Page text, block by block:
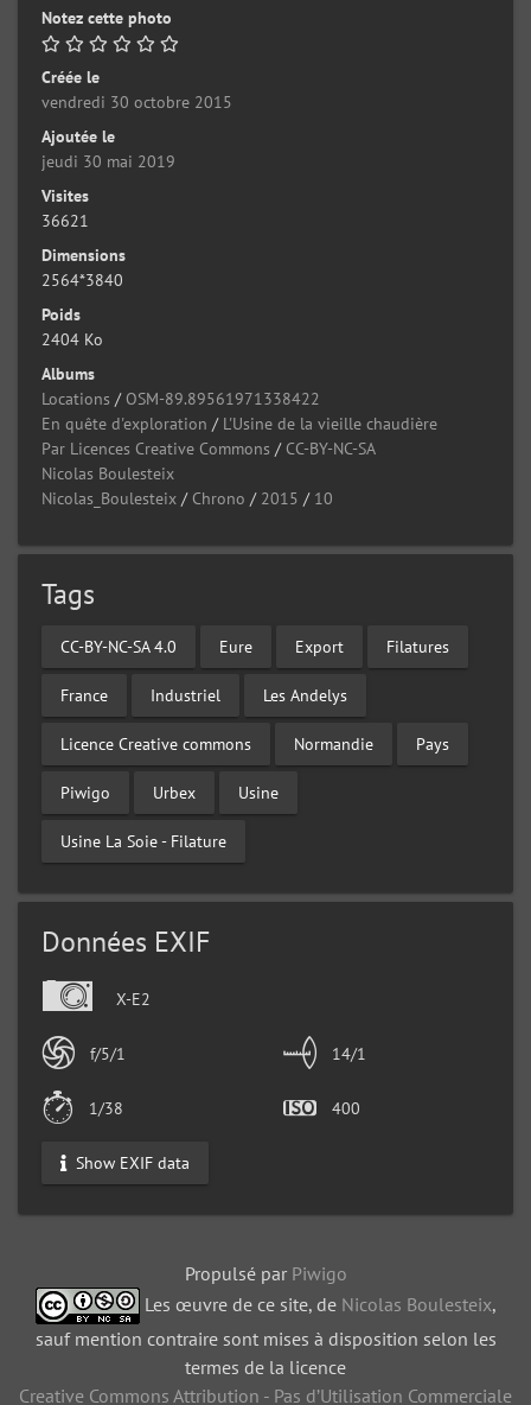
Notez cette photo
Créée le
vendredi 30 octobre 2015
Ajoutée le
jeudi 30 mai 2019
Visites
36621
Dimensions
2564*3840
Poids
2404 Ko
Albums
Locations / OSM-89.89561971338422
En quête d'exploration / L'Usine de la vieille chaudière
Par Licences Creative Commons / CC-BY-NC-SA
Nicolas Boulesteix
Nicolas_Boulesteix / Chrono / 2015 / 10
Tags
CC-BY-NC-SA 4.0 Eure Export Filatures
France Industriel Les Andelys
Licence Creative commons Normandie Pays
Piwigo Urbex Usine
Usine La Soie - Filature
Données EXIF
X-E2
f/5/1 14/1
1/38 400
Show EXIF data
Propulsé par Piwigo
Les œuvre de ce site, de Nicolas Boulesteix,
sauf mention contraire sont mises à disposition selon les
termes de la licence
Creative Commons Attribution - Pas d’Utilisation Commerciale